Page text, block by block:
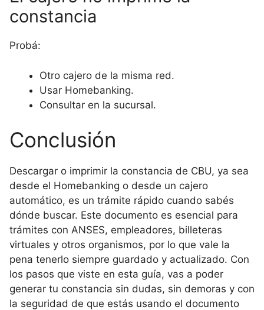
constancia
Probá:
Otro cajero de la misma red.
Usar Homebanking.
Consultar en la sucursal.
Conclusión
Descargar o imprimir la constancia de CBU, ya sea
desde el Homebanking o desde un cajero
automático, es un trámite rápido cuando sabés
dónde buscar. Este documento es esencial para
trámites con ANSES, empleadores, billeteras
virtuales y otros organismos, por lo que vale la
pena tenerlo siempre guardado y actualizado. Con
los pasos que viste en esta guía, vas a poder
generar tu constancia sin dudas, sin demoras y con
la seguridad de que estás usando el documento